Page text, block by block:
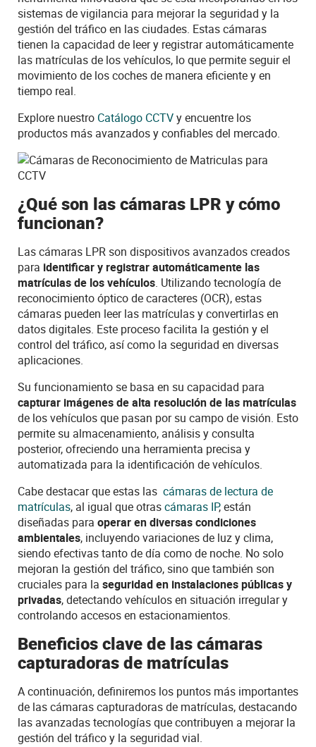
sistemas de vigilancia para mejorar la seguridad y la
gestión del tráfico en las ciudades. Estas cámaras
tienen la capacidad de leer y registrar automáticamente
las matrículas de los vehículos, lo que permite seguir el
movimiento de los coches de manera eficiente y en
tiempo real.
Explore nuestro Catálogo CCTVy encuentre los
productos más avanzados y confiables del mercado.
¿Qué son las cámaras LPR y cómo
funcionan?
Las cámaras LPR son dispositivos avanzados creados
para identificar y registrar automáticamente las
matrículas de los vehículos. Utilizando tecnología de
reconocimiento óptico de caracteres (OCR), estas
cámaras pueden leer las matrículas y convertirlas en
datos digitales. Este proceso facilita la gestión y el
control del tráfico, así como la seguridad en diversas
aplicaciones.
Su funcionamiento se basa en su capacidad para
capturar imágenes de alta resolución de las matrículas
de los vehículos que pasan por su campo de visión. Esto
permite su almacenamiento, análisis y consulta
posterior, ofreciendo una herramienta precisa y
automatizada para la identificación de vehículos.
Cabe destacar que estas las cámarasde lectura de
matrículas, al igual que otrascámaras IP, están
diseñadas para operar en diversas condiciones
ambientales, incluyendo variaciones de luz y clima,
siendo efectivas tanto de día como de noche. No solo
mejoran la gestión del tráfico,sino que también son
cruciales para la seguridad en instalaciones públicas y
privadas, detectando vehículos en situación irregular y
controlando accesos en estacionamientos.
Beneficios clave de las cámaras
capturadoras de matrículas
A continuación, definiremos los puntos más importantes
de las cámaras capturadoras de matrículas, destacando
las avanzadas tecnologías que contribuyen a mejorar la
gestión del tráfico y la seguridad vial.